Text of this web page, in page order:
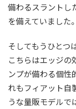
備わるスラントし
を備えていました。
そしてもうひとつ
こちらはエッジの
ンプが備わる個性
れもフィアット自
うな量販モデルで